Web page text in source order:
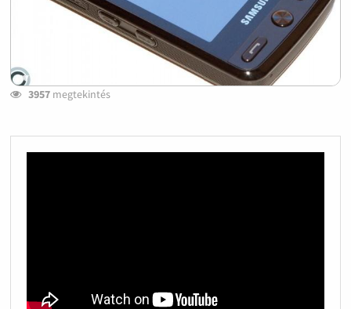
3957megtekintés